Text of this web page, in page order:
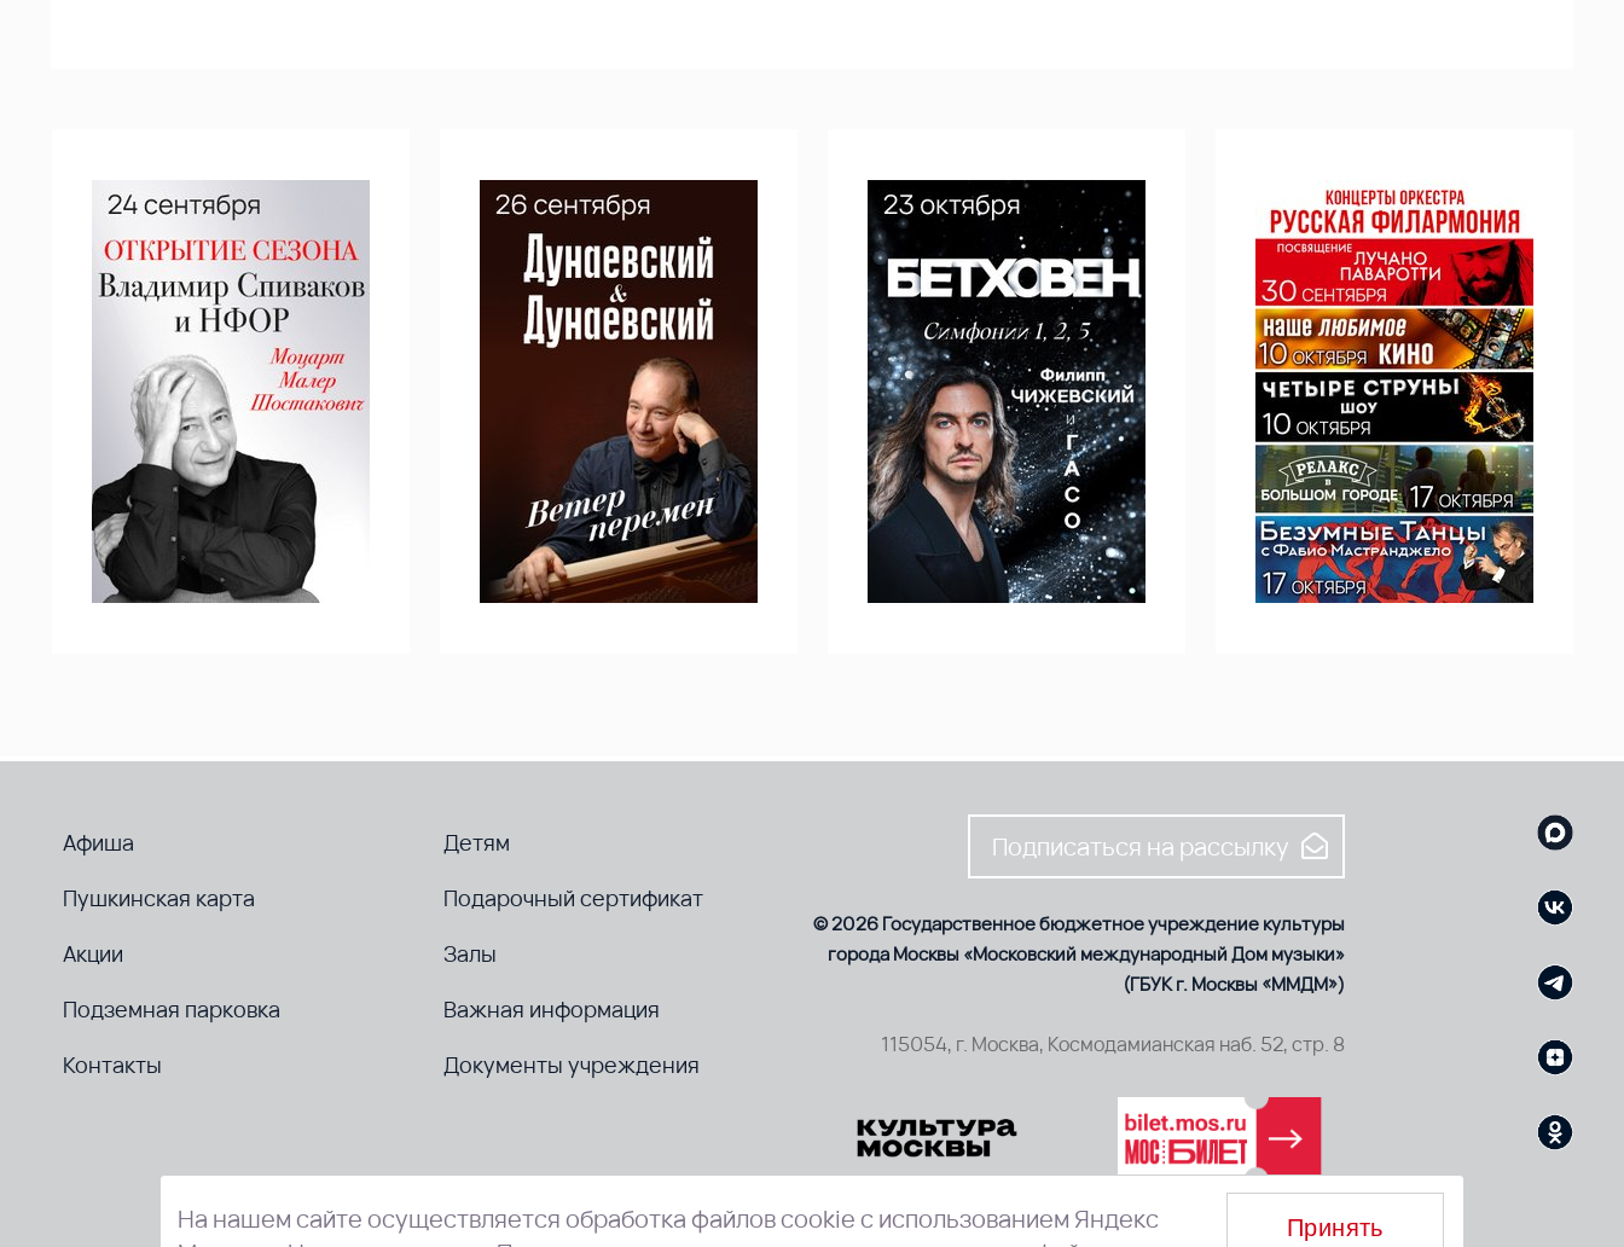
Афиша
Детям
Пушкинская карта
Подарочный сертификат
Акции
Залы
Подземная парковка
Важная информация
Контакты
Документы учреждения
Подписаться на рассылку
© 2026 Государственное бюджетное учреждение культуры
города Москвы «Московский международный Дом музыки»
(ГБУК г. Москвы «ММДМ»)
115054, г. Москва, Космодамианская наб. 52, стр. 8
На нашем сайте осуществляется обработка файлов cookie с использованием Яндекс
Принять